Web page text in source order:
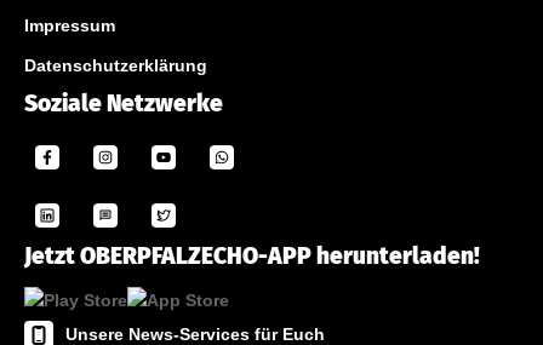
Impressum
Datenschutzerklärung
Soziale Netzwerke
Jetzt OBERPFALZECHO-APP herunterladen!
Unsere News-Services für Euch